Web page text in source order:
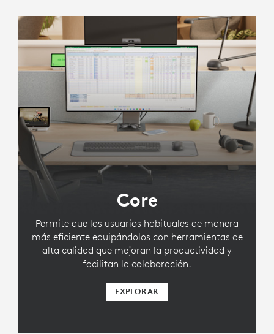
Core
Permite que los usuarios habituales de manera
más eficiente equipándolos con herramientas de
alta calidad que mejoran la productividad y
facilitan la colaboración.
EXPLORAR